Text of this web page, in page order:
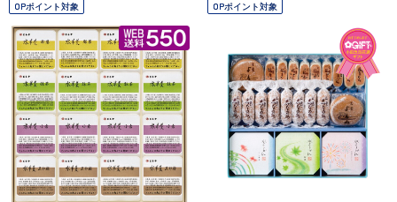
OPポイント対象 OPポイント対象